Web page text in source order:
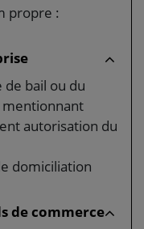
propre :
de bail ou du
mentionnant
autorisation du
domiciliation
de commerce